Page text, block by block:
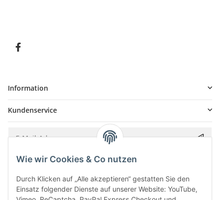
Information
Kundenservice
Bitte senden Sie mir entsprechend IhrerDatenschutzerklärung
Wie wir Cookies & Co nutzen
Durch Klicken auf „Alle akzeptieren“ gestatten Sie den
Einsatz folgender Dienste auf unserer Website: YouTube,